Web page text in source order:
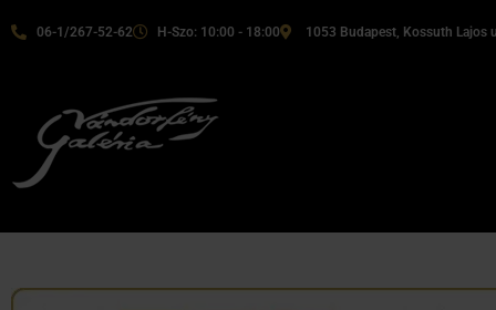
06-1/267-52-62 H-Szo: 10:00 - 18:00 1053 Budapest, Kossuth Lajos